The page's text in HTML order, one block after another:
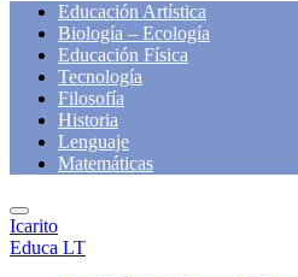
Educación Artística
Biología – Ecología
Educación Física
Tecnología
Filosofía
Historia
Lenguaje
Matemáticas
Icarito
Educa LT